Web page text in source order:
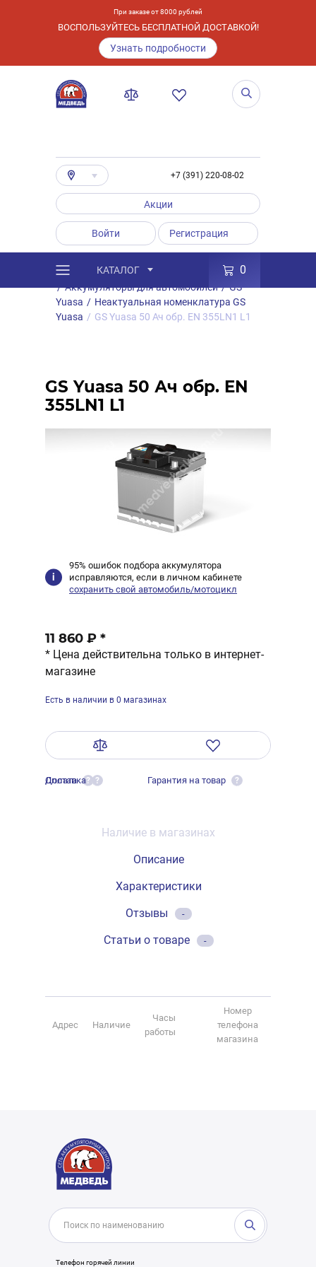
При заказе от 8000 рублей
ВОСПОЛЬЗУЙТЕСЬ БЕСПЛАТНОЙ ДОСТАВКОЙ!
Узнать подробности
+7 (391) 220-08-02
Акции
Войти Регистрация
КАТАЛОГ 0
Каталог / Товары
Аккумуляторы
/ Аккумуляторы для автомобилей / GS
Yuasa / Неактуальная номенклатура GS
Yuasa / GS Yuasa 50 Ач обр. EN 355LN1 L1
GS Yuasa 50 Ач обр. EN
355LN1 L1
95% ошибок подбора аккумулятора
исправляются, если в личном кабинете
сохранить свой автомобиль/мотоцикл
11 860 ₽ *
* Цена действительна только в интернет-
магазине
Есть в наличии в 0 магазинах
Оплата ?
Доставка ? Гарантия на товар ?
Наличие в магазинах
Описание
Характеристики
Отзывы
-
Статьи о товаре -
Адрес Наличие
Часы
работы
Номер
телефона
магазина
Телефон горячей линии